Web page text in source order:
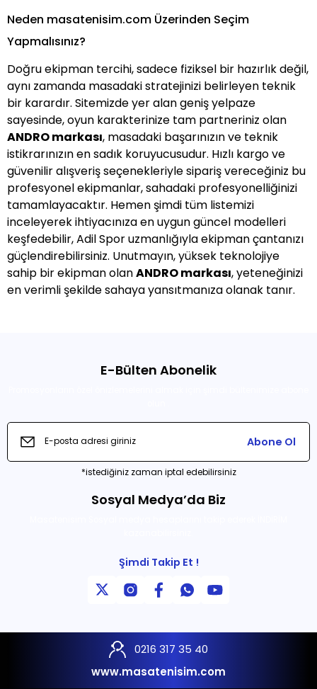
Neden masatenisim.com Üzerinden Seçim
Yapmalısınız?
Doğru ekipman tercihi, sadece fiziksel bir hazırlık değil,
aynı zamanda masadaki stratejinizi belirleyen teknik
bir karardır. Sitemizde yer alan geniş yelpaze
sayesinde, oyun karakterinize tam partneriniz olan
ANDRO markası, masadaki başarınızın ve teknik
istikrarınızın en sadık koruyucusudur. Hızlı kargo ve
güvenilir alışveriş seçenekleriyle sipariş vereceğiniz bu
profesyonel ekipmanlar, sahadaki profesyonelliğinizi
tamamlayacaktır. Hemen şimdi tüm listemizi
inceleyerek ihtiyacınıza en uygun güncel modelleri
keşfedebilir, Adil Spor uzmanlığıyla ekipman çantanızı
güçlendirebilirsiniz. Unutmayın, yüksek teknolojiye
sahip bir ekipman olanANDRO markası, yeteneğinizi
en verimli şekilde sahaya yansıtmanıza olanak tanır.
E-Bülten Abonelik
Abone Ol
*istediğiniz zaman iptal edebilirsiniz
Sosyal Medya’da Biz
Şimdi Takip Et !
0216 317 35 40
www.masatenisim.com